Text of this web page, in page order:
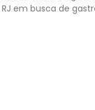
em busca de